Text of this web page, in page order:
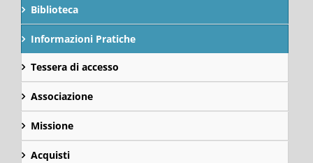
Biblioteca
Informazioni Pratiche
Tessera di accesso
Associazione
Missione
Acquisti